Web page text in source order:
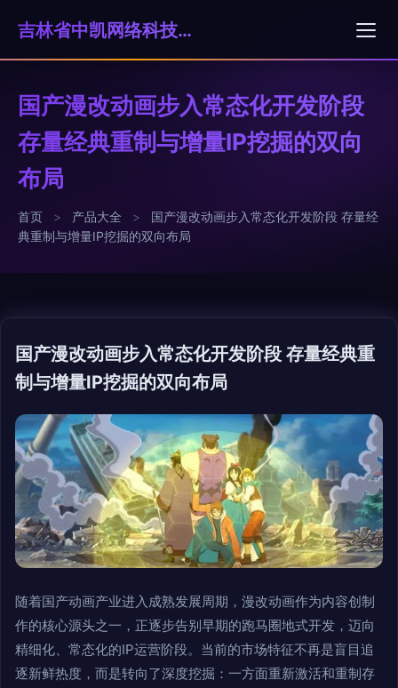
吉林省中凯网络科技有限公司
国产漫改动画步入常态化开发阶段
存量经典重制与增量IP挖掘的双向
布局
首页 > 产品大全 >
国产漫改动画步入常态化开发阶段 存量经
典重制与增量IP挖掘的双向布局
国产漫改动画步入常态化开发阶段 存量经典重
制与增量IP挖掘的双向布局
随着国产动画产业进入成熟发展周期，漫改动画作为内容创制
作的核心源头之一，正逐步告别早期的跑马圈地式开发，迈向
精细化、常态化的IP运营阶段。当前的市场特征不再是盲目追
逐新鲜热度，而是转向了深度挖掘：一方面重新激活和重制存